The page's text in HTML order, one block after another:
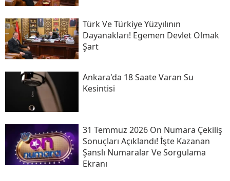
Türk Ve Türkiye Yüzyılının
Dayanakları! Egemen Devlet Olmak
Şart
Ankara'da 18 Saate Varan Su
Kesintisi
31 Temmuz 2026 On Numara Çekiliş
Sonuçları Açıklandı! İşte Kazanan
Şanslı Numaralar Ve Sorgulama
Ekranı